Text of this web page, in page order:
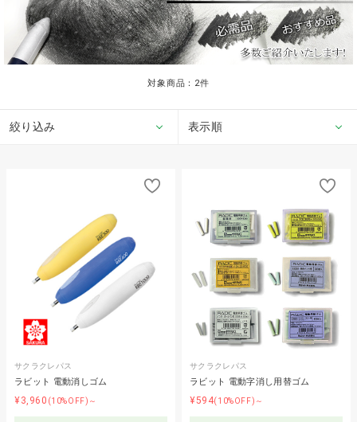
対象商品： 2件
絞り込み 表示順
サクラクレパス
ラビット 電動消しゴム
¥3,960 (10%OFF)～
サクラクレパス
ラビット 電動字消し用替ゴム
¥594(10%OFF)～